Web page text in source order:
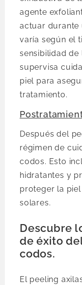
agente
actuar durante
varía según el
sensibilidad de
supervisa
piel para
tratamiento.
Después del
régimen de
codos. Esto
hidratantes y
proteger la
solares.
Descubre
de éxito
codos.
El peeling